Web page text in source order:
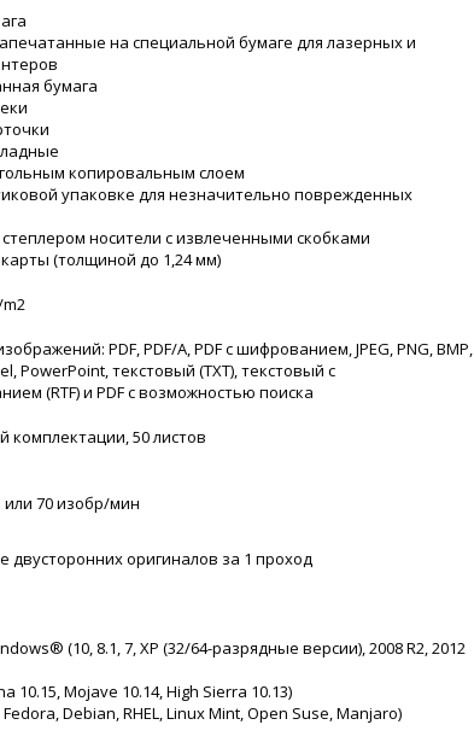
на специальной бумаге для лазерных и
бумага
копировальным слоем
упаковке для незначительно поврежденных
носители с извлеченными скобками
(толщиной до 1,24 мм)
PDF, PDF/A, PDF с шифрованием, JPEG, PNG, BMP,
PowerPoint, текстовый (TXT), текстовый с
(RTF) и PDF с возможностью поиска
комплектации, 50 листов
70 изобр/мин
двусторонних оригиналов за 1 проход
(10, 8.1, 7, XP (32/64-разрядные версии), 2008 R2, 2012
10.15, Mojave 10.14, High Sierra 10.13)
Debian, RHEL, Linux Mint, Open Suse, Manjaro)